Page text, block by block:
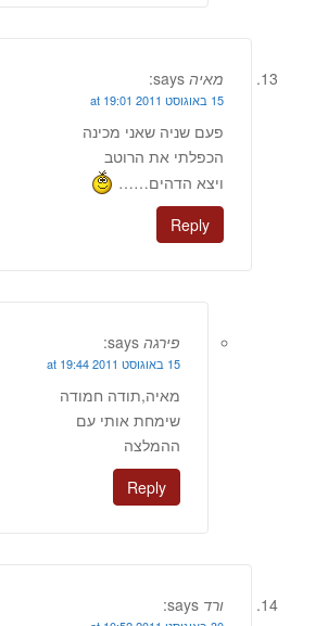
מאיה says:
15 באוגוסט 2011 at 19:01
פעם שניה שאני מכינה
הכפלתי את הרוטב
ויצא הדהים……
Reply
פירגה says:
15 באוגוסט 2011 at 19:44
מאיה,תודה חמודה
שימחת אותי עם
ההמלצה
Reply
ורד says: